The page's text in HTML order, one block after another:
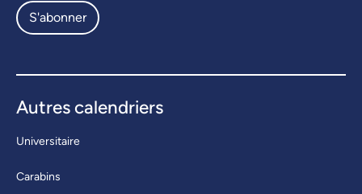
S'abonner
Autres calendriers
Universitaire
Carabins